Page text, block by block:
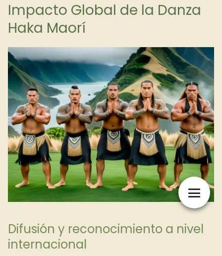
Impacto Global de la Danza
Haka Maorí
Difusión y reconocimiento a nivel
internacional